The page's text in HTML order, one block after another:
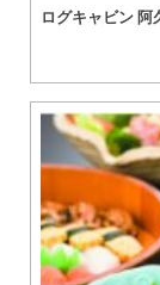
ログキャビン 阿